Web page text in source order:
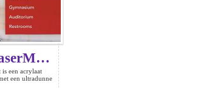
Rowmark LaserMark Front
een acrylaat
een ultradunne